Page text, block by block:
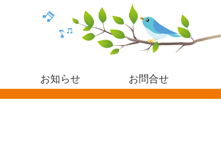
お知らせ お問合せ